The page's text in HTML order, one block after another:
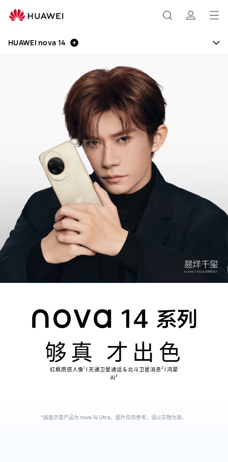
nova
打
开
HUAWEI nova 14
够真 才出色
红枫质感人像1 | 天通卫星通话 & 北斗卫星消息2| 鸿蒙
AI3
*画面示意产品为 nova 14 Ultra，图片仅供参考，请以实物为准。